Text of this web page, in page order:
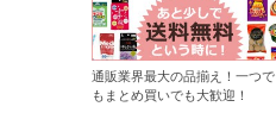
通販業界最大の品揃え！一つで
もまとめ買いでも大歓迎！